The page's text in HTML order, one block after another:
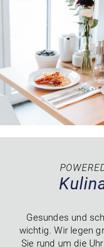
Gesundes und
wichtig. Wir legen
Sie rund um die